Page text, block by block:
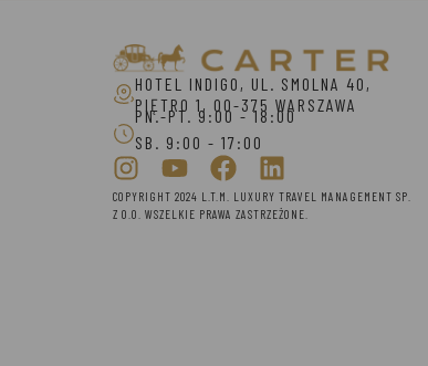
HOTEL INDIGO, UL. SMOLNA 40,
PIĘTRO 1, 00-375 WARSZAWA
PN.-PT. 9:00 - 18:00
SB. 9:00 - 17:00
COPYRIGHT 2024 L.T.M. LUXURY TRAVEL MANAGEMENT SP.
Z O.O. WSZELKIE PRAWA ZASTRZEŻONE.